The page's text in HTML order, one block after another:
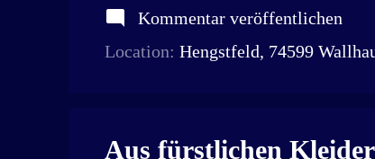
stattfindet,
Dekoration
Gsell und
Hengstfeld mit
Kommentar veröffentlichen
Location: Hengstfeld, 74599
Aus fürstlichen